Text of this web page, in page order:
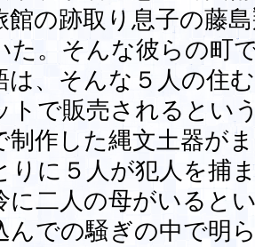
館の跡取り息子の藤
た。そんな彼らの町
、そんな５人の住
トで販売されるとい
制作した縄文土器が
りに５人が犯人を捕
に二人の母がいると
んでの騒ぎの中で明